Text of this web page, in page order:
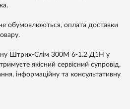
обумовлюються, оплата доставки
Штрих-Слім 300М 6-1.2 Д1Н у
якісний сервісний супровід,
інформаційну та консультативну